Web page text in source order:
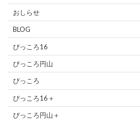
おしらせ
BLOG
ぴっころ16
ぴっころ円山
ぴっころ
ぴっころ16＋
ぴっころ円山＋